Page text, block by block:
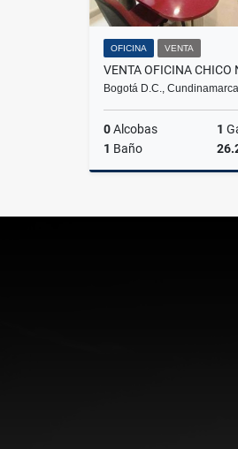
OFICINA VENTA
Bogotá D.C.,
0Alcobas 1
1 Baño